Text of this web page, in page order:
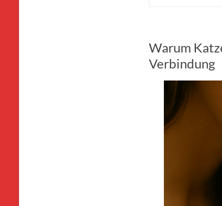
Warum
Verbindung